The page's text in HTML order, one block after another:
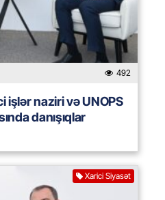
492
işlər naziri və UNOPS
danışıqlar
Xarici Siyasət